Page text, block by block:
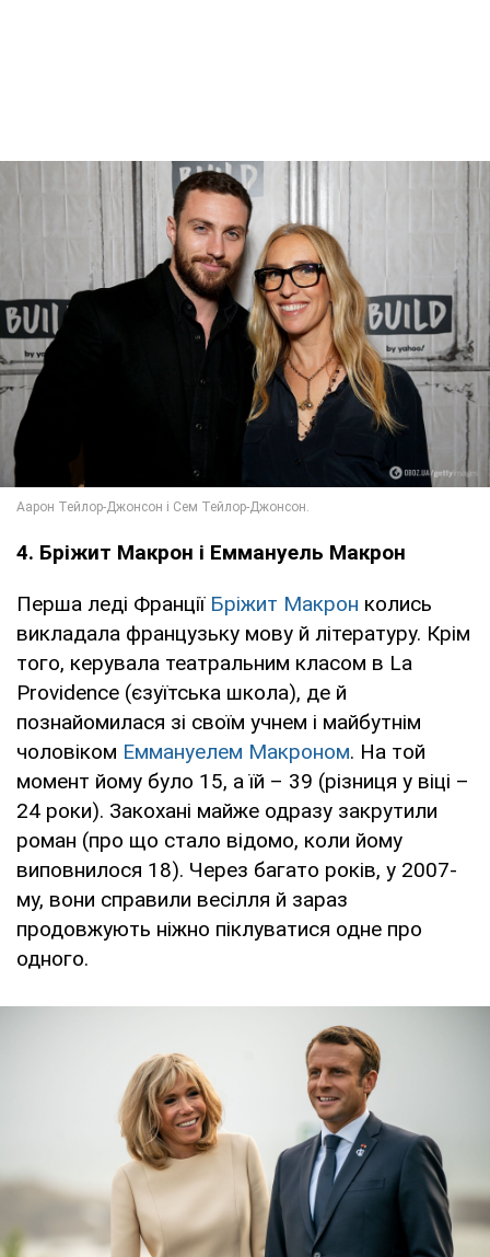
4. Бріжит Макрон і Еммануель Макрон
Перша леді Франції Бріжит Макрон колись
викладала французьку мову й літературу. Крім
того, керувала театральним класом в La
Providence (єзуїтська школа), де й
познайомилася зі своїм учнем і майбутнім
чоловіком Еммануелем Макроном. На той
момент йому було 15, а їй – 39 (різниця у віці –
24 роки). Закохані майже одразу закрутили
роман (про що стало відомо, коли йому
виповнилося 18). Через багато років, у 2007-
му, вони справили весілля й зараз
продовжують ніжно піклуватися одне про
одного.